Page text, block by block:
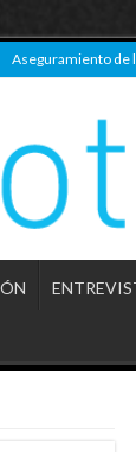
Aseguramiento de